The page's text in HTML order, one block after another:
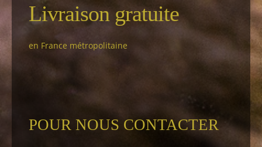
Livraison gratuite
en France métropolitaine
POUR NOUS CONTACTER